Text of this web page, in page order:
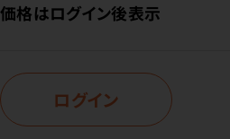
価格はログイン後表示
ログイン